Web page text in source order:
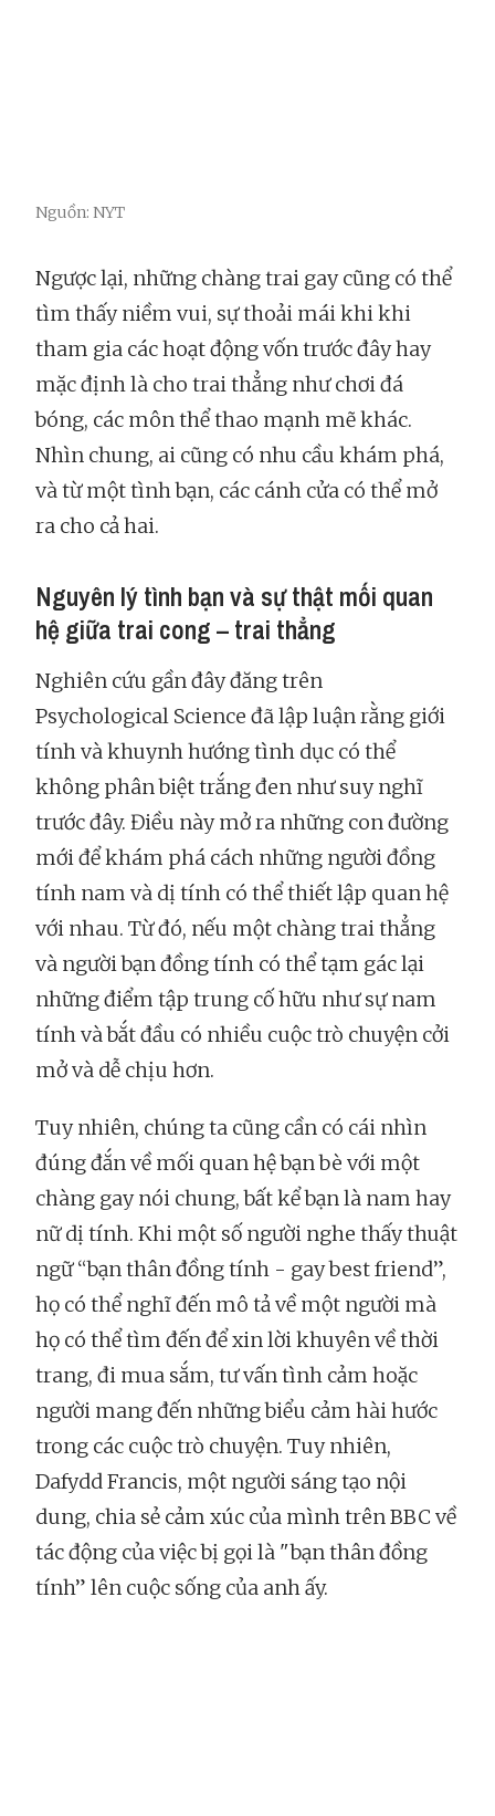
Nguồn: NYT
Ngược lại, những chàng trai gay cũng có thể
tìm thấy niềm vui, sự thoải mái khi khi
tham gia các hoạt động vốn trước đây hay
mặc định là cho trai thẳng như chơi đá
bóng, các môn thể thao mạnh mẽ khác.
Nhìn chung, ai cũng có nhu cầu khám phá,
và từ một tình bạn, các cánh cửa có thể mở
ra cho cả hai.
Nguyên lý tình bạn và sự thật mối quan
hệ giữa trai cong – trai thẳng
Nghiên cứu gần đây đăng trên
Psychological Science đã lập luận rằng giới
tính và khuynh hướng tình dục có thể
không phân biệt trắng đen như suy nghĩ
trước đây. Điều này mở ra những con đường
mới để khám phá cách những người đồng
tính nam và dị tính có thể thiết lập quan hệ
với nhau. Từ đó, nếu một chàng trai thẳng
và người bạn đồng tính có thể tạm gác lại
những điểm tập trung cố hữu như sự nam
tính và bắt đầu có nhiều cuộc trò chuyện cởi
mở và dễ chịu hơn.
Tuy nhiên, chúng ta cũng cần có cái nhìn
đúng đắn về mối quan hệ bạn bè với một
chàng gay nói chung, bất kể bạn là nam hay
nữ dị tính. Khi một số người nghe thấy thuật
ngữ “bạn thân đồng tính - gay best friend”,
họ có thể nghĩ đến mô tả về một người mà
họ có thể tìm đến để xin lời khuyên về thời
trang, đi mua sắm, tư vấn tình cảm hoặc
người mang đến những biểu cảm hài hước
trong các cuộc trò chuyện. Tuy nhiên,
Dafydd Francis, một người sáng tạo nội
dung, chia sẻ cảm xúc của mình trên BBC về
tác động của việc bị gọi là "bạn thân đồng
tính” lên cuộc sống của anh ấy.